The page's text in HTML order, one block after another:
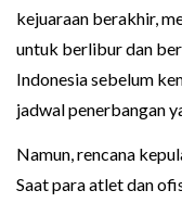
kejuaraan berakhir,
untuk berlibur dan
Indonesia sebelum
jadwal penerbangan
Namun, rencana
Saat para atlet dan